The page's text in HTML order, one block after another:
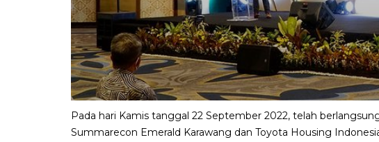
Pada hari Kamis tanggal 22 September 2022, telah
Summarecon Emerald Karawang dan Toyota Housing